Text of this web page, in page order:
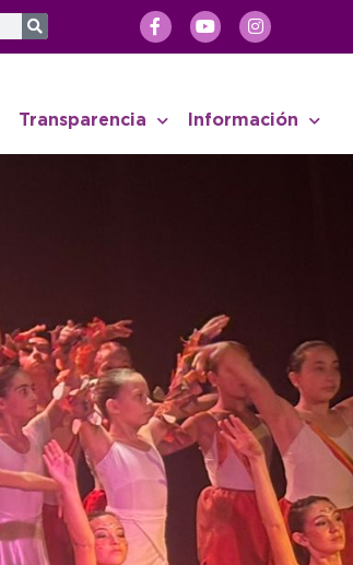
Transparencia Información